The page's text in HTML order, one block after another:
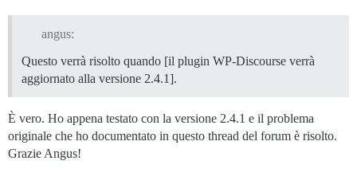
angus:
Questo verrà risolto quando [il plugin WP-Discourse verrà
aggiornato alla versione 2.4.1].
È vero. Ho appena testato con la versione 2.4.1 e il problema
originale che ho documentato in questo thread del forum è risolto.
Grazie Angus!